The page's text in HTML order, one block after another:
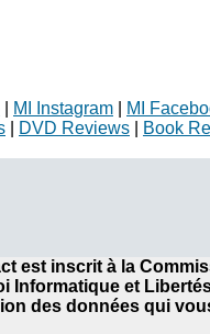
MI Instagram
MI
DVD Reviews Book
est inscrit à la
Informatique et
des données qui